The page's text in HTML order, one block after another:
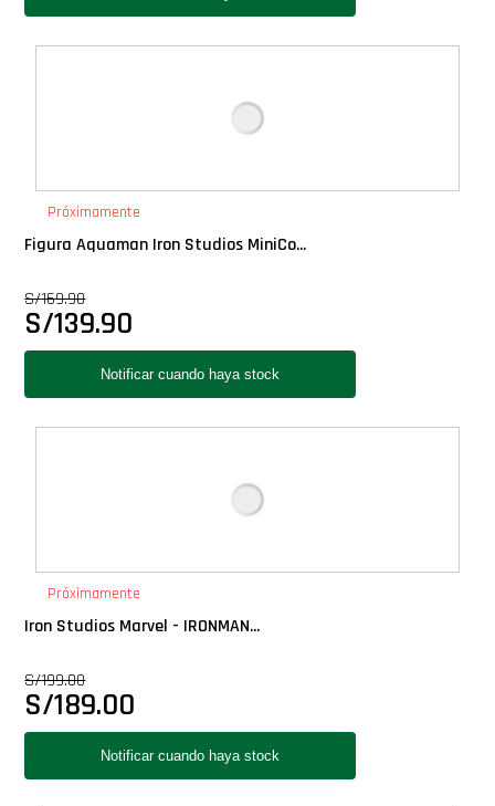
Próximamente
Figura Aquaman Iron Studios MiniCo...
S/169.90
S/139.90
Próximamente
Iron Studios Marvel - IRONMAN...
S/199.00
S/189.00